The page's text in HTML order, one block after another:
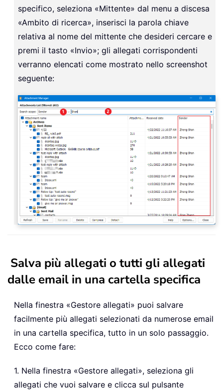
specifico, seleziona «Mittente» dal menu a discesa
«Ambito di ricerca», inserisci la parola chiave
relativa al nome del mittente che desideri cercare e
premi il tasto «Invio»; gli allegati corrispondenti
verranno elencati come mostrato nello screenshot
seguente:
Salva più allegati o tutti gli allegati
dalle email in una cartella specifica
Nella finestra «Gestore allegati» puoi salvare
facilmente più allegati selezionati da numerose email
in una cartella specifica, tutto in un solo passaggio.
Ecco come fare:
1. Nella finestra «Gestore allegati», seleziona gli
allegati che vuoi salvare e clicca sul pulsante